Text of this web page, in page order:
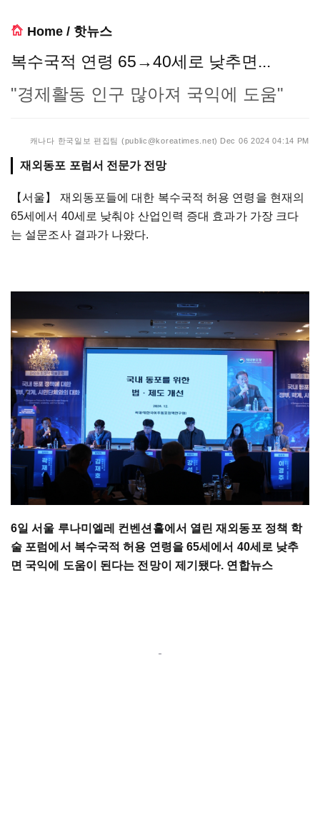
Home / 핫뉴스
복수국적 연령 65→40세로 낮추면...
"경제활동 인구 많아져 국익에 도움"
캐나다 한국일보 편집팀 (public@koreatimes.net) Dec 06 2024 04:14 PM
재외동포 포럼서 전문가 전망
【서울】
재외동포들에 대한 복수국적 허용 연령을 현재의
65세에서 40세로 낮춰야 산업인력 증대 효과가 가장 크다
는 설문조사 결과가 나왔다.
6일 서울 루나미엘레 컨벤션홀에서 열린 재외동포 정책 학
술 포럼에서 복수국적 허용 연령을 65세에서 40세로 낮추
면 국익에 도움이 된다는 전망이 제기됐다. 연합뉴스